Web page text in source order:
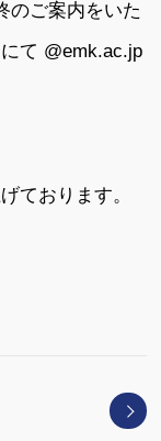
ご案内をいた
て @emk.ac.jp
ております。